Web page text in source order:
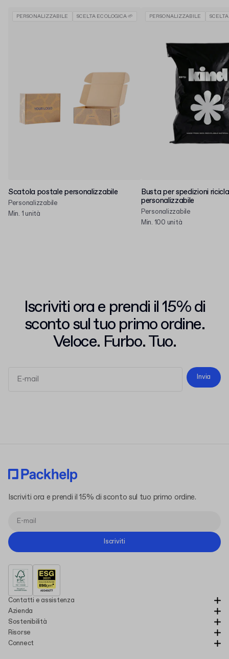
PERSONALIZZABILE SCELTA ECOLOGICA 🌱
Scatola postale personalizzabile
Personalizzabile
Min. 1 unità
PERSONALIZZABILE
Busta per spedizioni
personalizzabile
Personalizzabile
Min. 100 unità
Iscriviti ora e prendi il 15% di
sconto sul tuo primo ordine.
Veloce. Furbo. Tuo.
Invia
Contatti e assistenza
Azienda
Sostenibilità
Risorse
Connect
Iscriviti ora e prendi il 15% di sconto sul tuo primo ordine.
Iscriviti